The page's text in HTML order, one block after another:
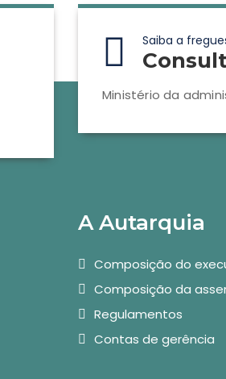
Saiba a
Ministério da
A Autarquia
Composição do
Composição da
Regulamentos
Contas de gerência